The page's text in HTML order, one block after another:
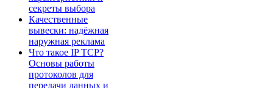
секреты выбора
Качественные
вывески: надёжная
наружная реклама
Что такое IP TCP?
Основы работы
протоколов для
передачи данных и